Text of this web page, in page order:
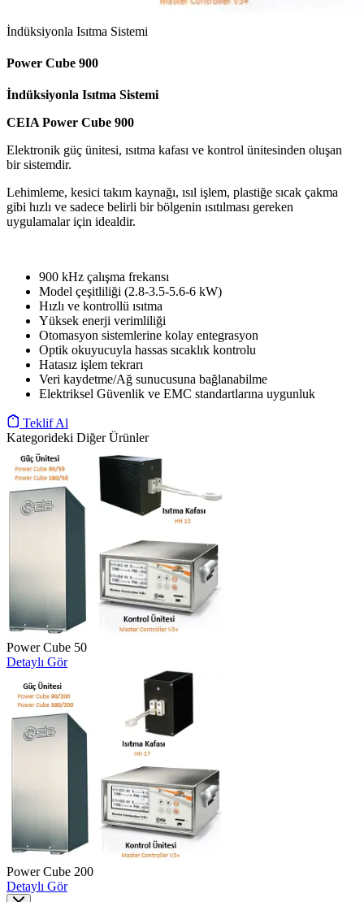
İndüksiyonla Isıtma Sistemi
Power Cube 900
İndüksiyonla Isıtma Sistemi
CEIA Power Cube 900
Elektronik güç ünitesi, ısıtma kafası ve kontrol ünitesinden oluşan
bir sistemdir.
Lehimleme, kesici takım kaynağı, ısıl işlem, plastiğe sıcak çakma
gibi hızlı ve sadece belirli bir bölgenin ısıtılması gereken
uygulamalar için idealdir.
900 kHz çalışma frekansı
Model çeşitliliği (2.8-3.5-5.6-6 kW)
Hızlı ve kontrollü ısıtma
Yüksek enerji verimliliği
Otomasyon sistemlerine kolay entegrasyon
Optik okuyucuyla hassas sıcaklık kontrolu
Hatasız işlem tekrarı
Veri kaydetme/Ağ sunucusuna bağlanabilme
Elektriksel Güvenlik ve EMC standartlarına uygunluk
Teklif Al
Kategorideki Diğer Ürünler
Power Cube 50
Detaylı Gör
Power Cube 200
Detaylı Gör